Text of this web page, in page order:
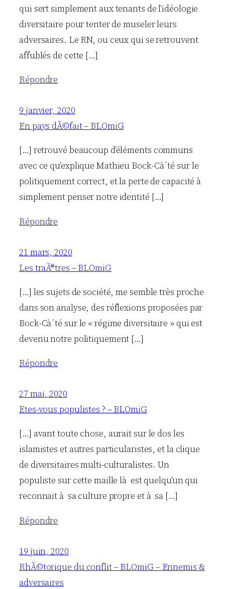
qui sert simplement aux tenants de l’idéologie
diversitaire pour tenter de museler leurs
adversaires. Le RN, ou ceux qui se retrouvent
affublés de cette […]
Répondre
9 janvier, 2020
En pays dÃ©fait – BLOmiG
[…] retrouvé beaucoup d’éléments communs
avec ce qu’explique Mathieu Bock-Cà´té sur le
politiquement correct, et la perte de capacité à
simplement penser notre identité […]
Répondre
21 mars, 2020
Les traÃ®tres – BLOmiG
[…] les sujets de société, me semble très proche
dans son analyse, des réflexions proposées par
Bock-Cà´té sur le « régime diversitaire » qui est
devenu notre politiquement […]
Répondre
27 mai, 2020
Etes-vous populistes ? – BLOmiG
[…] avant toute chose, aurait sur le dos les
islamistes et autres particularistes, et la clique
de diversitaires multi-culturalistes. Un
populiste sur cette maille là est quelqu’un qui
reconnait à sa culture propre et à sa […]
Répondre
19 juin, 2020
RhÃ©torique du conflit – BLOmiG – Ennemis &
adversaires